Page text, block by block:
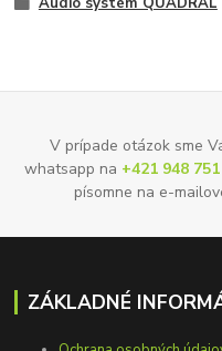
V prípade otázok sme
whatsapp na +421 948
písomne na e-
ZÁKLADNÉ